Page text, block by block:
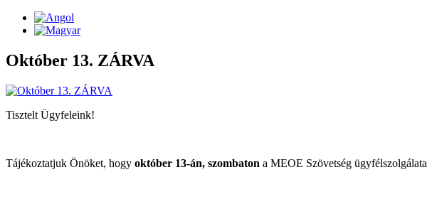
Október 13. ZÁRVA
Tisztelt Ügyfeleink!
Tájékoztatjuk Önöket, hogy október 13-án, szombaton a MEOE Szövetség ügyfélszolgálata